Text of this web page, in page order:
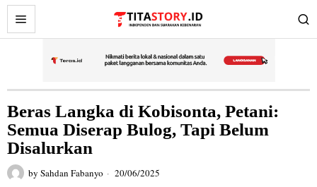
Beras Langka di Kobisonta, Petani:
Semua Diserap Bulog, Tapi Belum
Disalurkan
by Sahdan Fabanyo 20/06/2025